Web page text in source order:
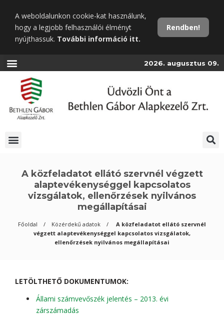
tartalomra
A weboldalunkon cookie-kat használunk,
hogy a legjobb felhasználói élményt
nyújthassuk. További információ itt.
Rendben!
2026. augusztus 09.
A közfeladatot ellátó szervnél végzett
alaptevékenységgel kapcsolatos
vizsgálatok, ellenőrzések nyilvános
megállapításai
Főoldal Közérdekű adatok
A közfeladatot ellátó szervnél
végzett alaptevékenységgel kapcsolatos vizsgálatok,
ellenőrzések nyilvános megállapításai
LETÖLTHETŐ DOKUMENTUMOK:
Állami számvevőszék jelentés – 2013. évi
zárszámadás